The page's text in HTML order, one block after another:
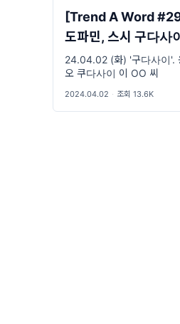
#밈추천 (21)
[Trend A Word
도파민, 스시 구다사
구다사이
24.04.02 (화) '구다사이'.
오 쿠다사이 이 OO 씨
2024.04.02 · 조회 13.6K